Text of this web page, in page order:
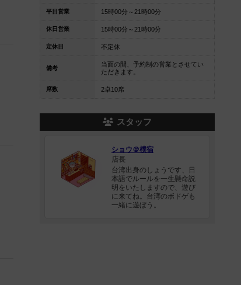
平日営業 15時00分～21時00分
休日営業 15時00分～21時00分
定休日 不定休
備考
当面の間、予約制の営業とさせてい
ただきます。
席数 2卓10席
スタッフ
ショウ＠樸宿
店長
台湾出身のしょうです、日
本語でルールを一生懸命説
明をいたしますので、遊び
に来てね。台湾のボドゲも
一緒に遊ぼう。